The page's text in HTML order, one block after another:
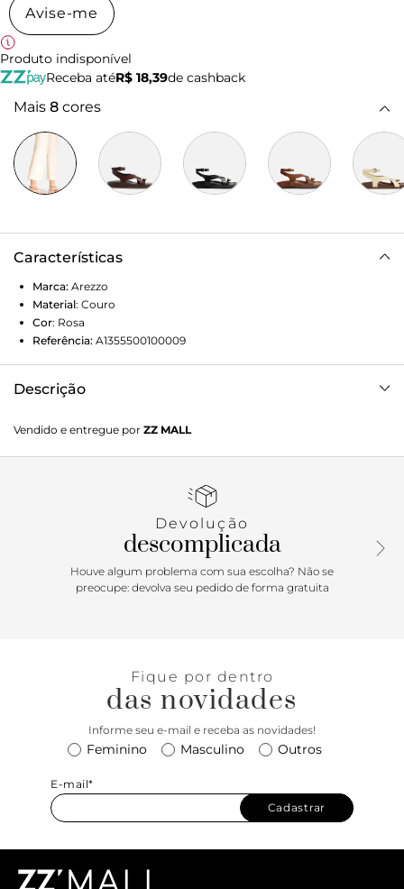
Avise-me
Produto indisponível
Receba atéR$ 18,39de cashback
Mais 8 cores
Características
Marca: Arezzo
Material: Couro
Cor: Rosa
Referência: A1355500100009
Descrição
rasteiro, palmilha com formato anatômico e gravação do
nome da marca. Possui solado flatform, base
fina que divide os dedos, estilo dedeira, com aplicação de
grossas cruzadas na parte superior do pé, que seguem e
cruzam novamente no calcanhar e contornam o tornozelo,
fechando em fivela metálica lateral.
Vendido e entregue por ZZ MALL
Devolução
descomplicada
Houve algum problema com sua escolha? Não se
preocupe: devolva seu pedido de forma gratuita
Fique por dentro
das novidades
Informe seu e-mail e receba as novidades!
Feminino Masculino Outros
E-mail*
Cadastrar